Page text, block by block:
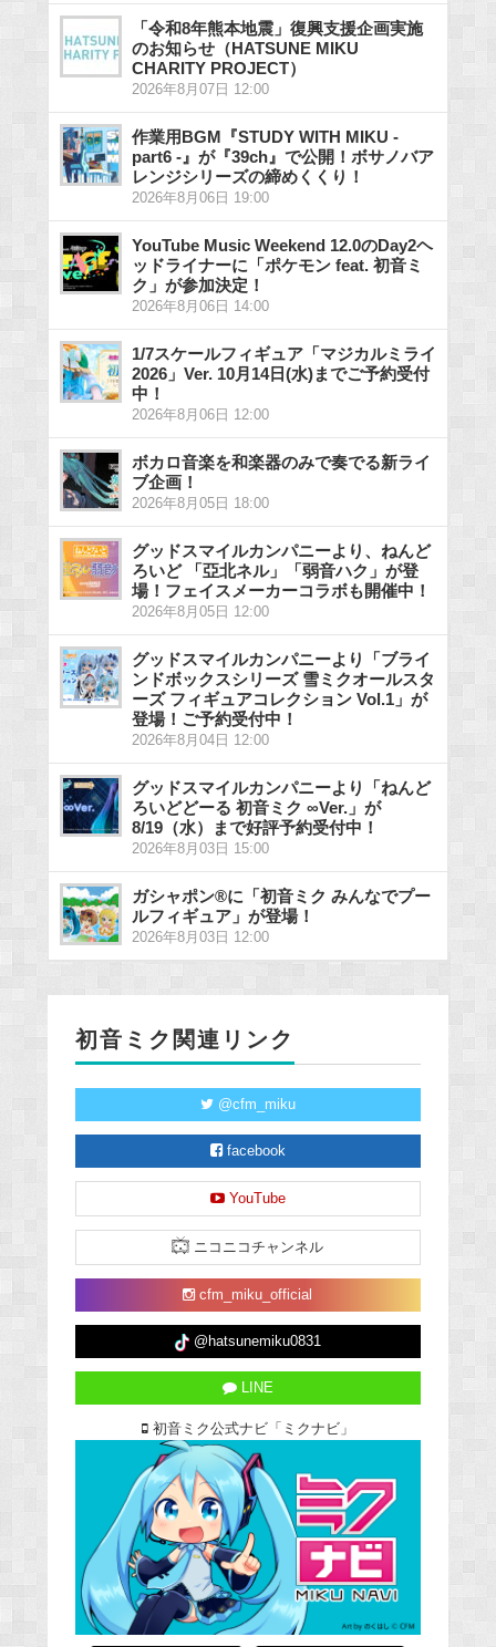
「令和8年熊本地震」復興支援企画実施
のお知らせ（HATSUNE MIKU
CHARITY PROJECT）
2026年8月07日 12:00
作業用BGM『STUDY WITH MIKU -
part6 -』が『39ch』で公開！ボサノバア
レンジシリーズの締めくくり！
2026年8月06日 19:00
YouTube Music Weekend 12.0のDay2ヘ
ッドライナーに「ポケモン feat. 初音ミ
ク」が参加決定！
2026年8月06日 14:00
1/7スケールフィギュア「マジカルミライ
2026」Ver. 10月14日(水)までご予約受付
中！
2026年8月06日 12:00
ボカロ音楽を和楽器のみで奏でる新ライ
ブ企画！
2026年8月05日 18:00
グッドスマイルカンパニーより、ねんど
ろいど 「亞北ネル」「弱音ハク」が登
場！フェイスメーカーコラボも開催中！
2026年8月05日 12:00
グッドスマイルカンパニーより「ブライ
ンドボックスシリーズ 雪ミクオールスタ
ーズ フィギュアコレクション Vol.1」が
登場！ご予約受付中！
2026年8月04日 12:00
グッドスマイルカンパニーより「ねんど
ろいどどーる 初音ミク ∞Ver.」が
8/19（水）まで好評予約受付中！
2026年8月03日 15:00
ガシャポン®に「初音ミク みんなでプー
ルフィギュア」が登場！
2026年8月03日 12:00
初音ミク関連リンク
@cfm_miku
facebook
YouTube
ニコニコチャンネル
cfm_miku_official
@hatsunemiku0831
LINE
初音ミク公式ナビ「ミクナビ」